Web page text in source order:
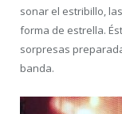
sonar el estribillo,
forma de estrella.
sorpresas
banda.